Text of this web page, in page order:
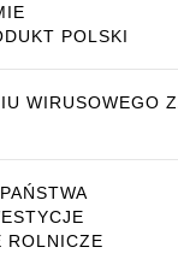
POLSKI
WIRUSOWEGO
ROLNICZE